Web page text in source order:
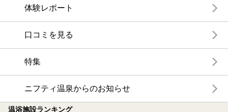
体験レポート
口コミを見る
特集
ニフティ温泉からのお知らせ
温浴施設ランキング